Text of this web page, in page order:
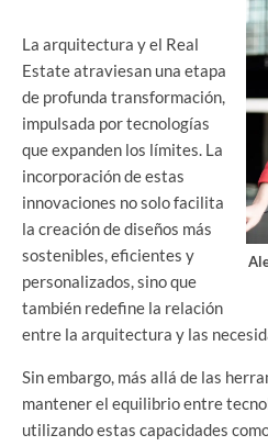
La arquitectura y el Real
Estate atraviesan una etapa
de profunda transformación,
impulsada por tecnologías
que expanden los límites. La
incorporación de estas
innovaciones no solo facilita
la creación de diseños más
sostenibles, eficientes y
personalizados, sino que
también redefine la relación
entre la arquitectura y las
Sin embargo, más allá de las
mantener el equilibrio entre
utilizando estas capacidades